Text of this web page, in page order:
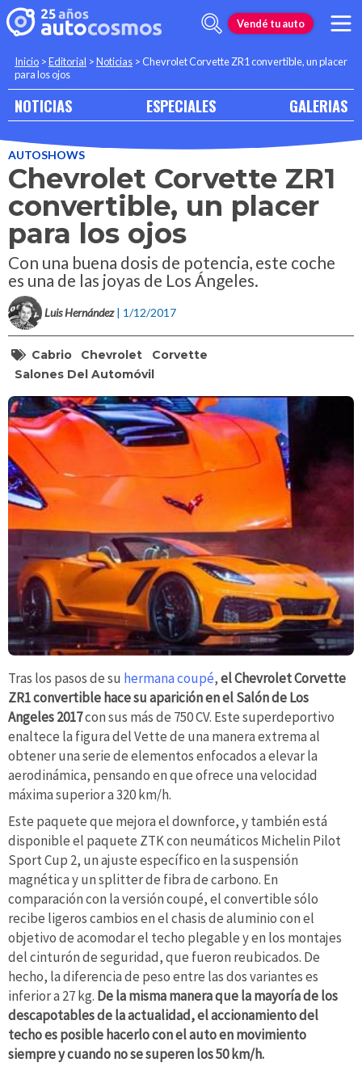
Vendé tu auto
Inicio >Editorial >Noticias >Chevrolet Corvette ZR1 convertible, un placer
para los ojos
NOTICIAS ESPECIALES GALERIAS
AUTOSHOWS
Chevrolet Corvette ZR1
convertible, un placer
para los ojos
Con una buena dosis de potencia, este coche
es una de las joyas de Los Ángeles.
Luis Hernández | 1/12/2017
Cabrio Chevrolet
Corvette
Salones Del Automóvil
Tras los pasos de su hermana coupé,el Chevrolet Corvette
ZR1 convertible hace su aparición en el Salón de Los
Angeles 2017con sus más de 750 CV. Este superdeportivo
enaltece la figura del Vette de una manera extrema al
obtener una serie de elementos enfocados a elevar la
aerodinámica, pensando en que ofrece una velocidad
máxima superior a 320 km/h.
Este paquete que mejora el downforce, y también está
disponible el paquete ZTK con neumáticos Michelin Pilot
Sport Cup 2, un ajuste específico en la suspensión
magnética y un splitter de fibra de carbono. En
comparación con la versión coupé, el convertible sólo
recibe ligeros cambios en el chasis de aluminio con el
objetivo de acomodar el techo plegable y en los montajes
del cinturón de seguridad, que fueron reubicados. De
hecho, la diferencia de peso entre las dos variantes es
inferior a 27 kg. De la misma manera que la mayoría de los
descapotables de la actualidad, el accionamiento del
techo es posible hacerlo con el auto en movimiento
siempre y cuando no se superen los 50 km/h.